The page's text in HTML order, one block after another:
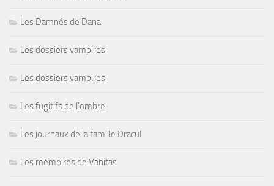
Les Damnés de Dana
Les dossiers vampires
Les dossiers vampires
Les fugitifs de l'ombre
Les journaux de la famille Dracul
Les mémoires de Vanitas